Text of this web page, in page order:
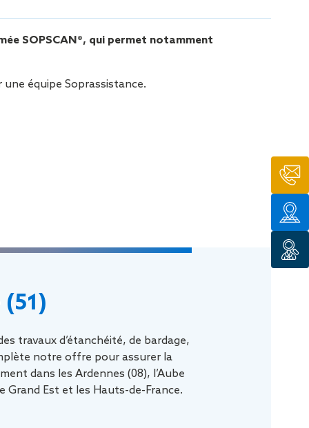
SOPSCAN®, qui permet notamment
équipe Soprassistance.
(51)
travaux d’étanchéité, de bardage,
notre offre pour assurer la
dans les Ardennes (08), l’Aube
Grand Est et les Hauts-de-France.